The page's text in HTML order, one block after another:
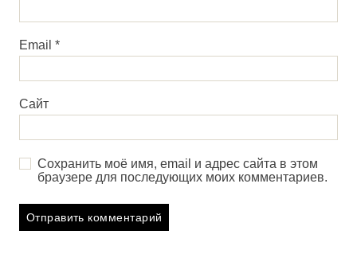
Email *
Сайт
Сохранить моё имя, email и адрес сайта в этом
браузере для последующих моих комментариев.